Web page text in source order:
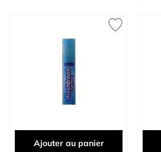
Ajouter au panier